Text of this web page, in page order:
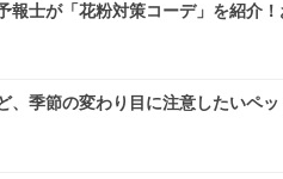
報士が「花粉対策コーデ」を紹介！
、季節の変わり目に注意したいペ